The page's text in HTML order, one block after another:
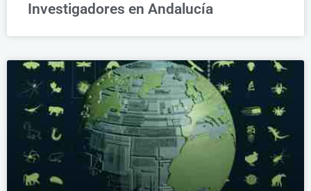
Investigadores en Andalucía